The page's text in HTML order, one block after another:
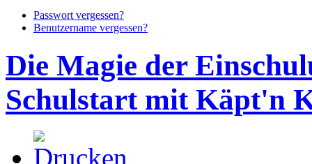
Passwort vergessen?
Benutzername vergessen?
Die Magie der
Schulstart mit Käpt'n